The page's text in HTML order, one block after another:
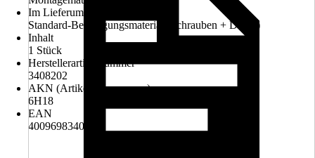
Im Lieferumfang enthalten
Standard-Befestigungsmaterial (Schrauben + Dübel)
Inhalt
1 Stück
Herstellerartikelnummer
3408202
AKN (Artikelkurznummer)
6H18
EAN
4009698340142